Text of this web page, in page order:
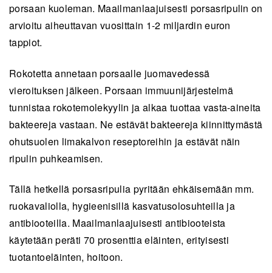
porsaan kuoleman. Maailmanlaajuisesti porsasripulin on
arvioitu aiheuttavan vuosittain 1-2 miljardin euron
tappiot.
Rokotetta annetaan porsaalle juomavedessä
vieroituksen jälkeen. Porsaan immuunijärjestelmä
tunnistaa rokotemolekyylin ja alkaa tuottaa vasta-aineita
bakteereja vastaan. Ne estävät bakteereja kiinnittymästä
ohutsuolen limakalvon reseptoreihin ja estävät näin
ripulin puhkeamisen.
Tällä hetkellä porsasripulia pyritään ehkäisemään mm.
ruokavaliolla, hygieenisillä kasvatusolosuhteilla ja
antibiooteilla. Maailmanlaajuisesti antibiooteista
käytetään peräti 70 prosenttia eläinten, erityisesti
tuotantoeläinten, hoitoon.